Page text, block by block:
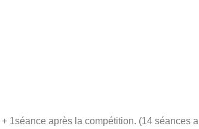
1séance après la compétition. (14 séances